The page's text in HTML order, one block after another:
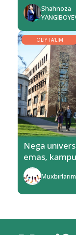
Shahnoza
OLIY TA’LIM
Nega
emas,